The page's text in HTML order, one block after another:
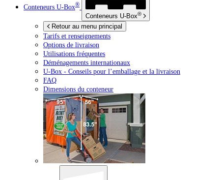
Conteneurs U-Box®
Conteneurs U-Box®
Retour au menu principal
Tarifs et renseignements
Options de livraison
Utilisations fréquentes
Déménagements internationaux
U-Box - Conseils pour l’emballage et la livraison
FAQ
Dimensions du conteneur